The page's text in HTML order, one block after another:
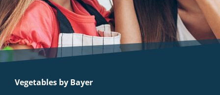
Vegetables by Bayer